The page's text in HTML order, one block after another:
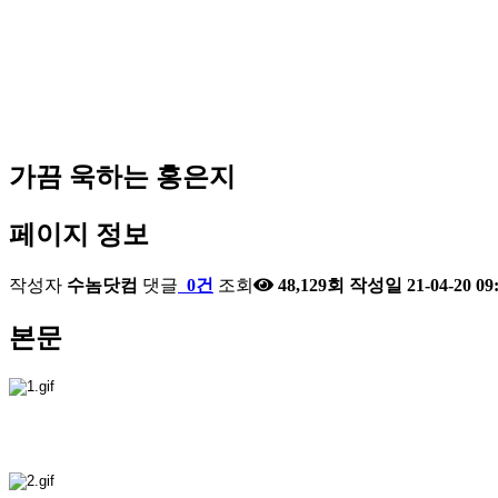
가끔 욱하는 홍은지
페이지 정보
작성자 수놈닷컴 댓글 0건 조회 48,129회 작성일 21-04-20
본문